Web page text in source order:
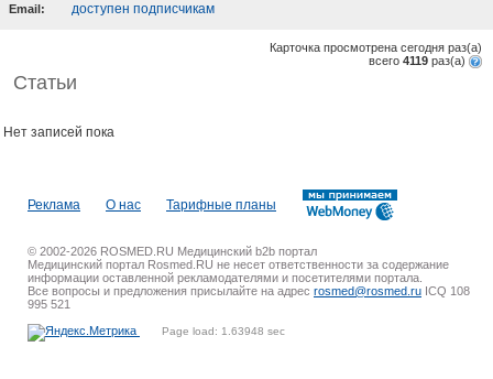
Email: доступен подписчикам
Карточка просмотрена сегодня раз(a)
всего 4119 раз(a)
Статьи
Нет записей пока
Реклама О нас Тарифные планы
© 2002-2026 ROSMED.RU Медицинский b2b портал
Медицинский портал Rosmed.RU не несет ответственности за содержание
информации оставленной рекламодателями и посетителями портала.
Все вопросы и предложения присылайте на адрес rosmed@rosmed.ru ICQ 108
995 521
Page load: 1.63948 sec